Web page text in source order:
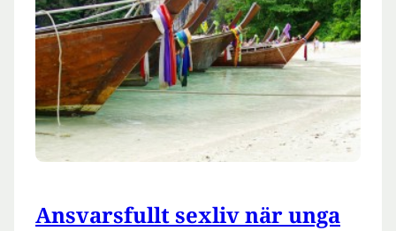
Ansvarsfullt sexliv när unga